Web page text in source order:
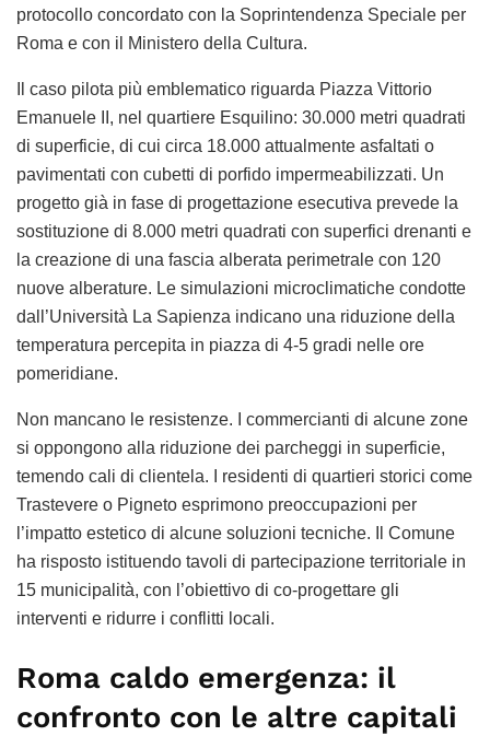
protocollo concordato con la Soprintendenza Speciale per
Roma e con il Ministero della Cultura.
Il caso pilota più emblematico riguarda Piazza Vittorio
Emanuele II, nel quartiere Esquilino: 30.000 metri quadrati
di superficie, di cui circa 18.000 attualmente asfaltati o
pavimentati con cubetti di porfido impermeabilizzati. Un
progetto già in fase di progettazione esecutiva prevede la
sostituzione di 8.000 metri quadrati con superfici drenanti e
la creazione di una fascia alberata perimetrale con 120
nuove alberature. Le simulazioni microclimatiche condotte
dall’Università La Sapienza indicano una riduzione della
temperatura percepita in piazza di 4-5 gradi nelle ore
pomeridiane.
Non mancano le resistenze. I commercianti di alcune zone
si oppongono alla riduzione dei parcheggi in superficie,
temendo cali di clientela. I residenti di quartieri storici come
Trastevere o Pigneto esprimono preoccupazioni per
l’impatto estetico di alcune soluzioni tecniche. Il Comune
ha risposto istituendo tavoli di partecipazione territoriale in
15 municipalità, con l’obiettivo di co-progettare gli
interventi e ridurre i conflitti locali.
Roma caldo emergenza: il
confronto con le altre capitali